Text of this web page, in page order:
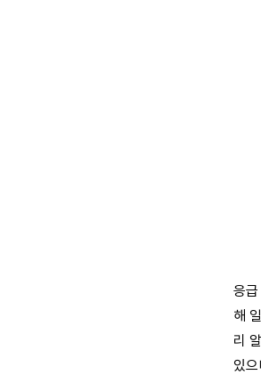
응
해
리
있